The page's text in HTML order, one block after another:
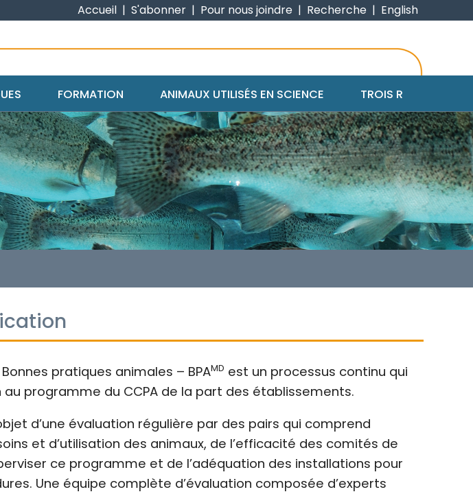
Accueil | S'abonner | Pour nous joindre | Recherche | English
FORMATION ANIMAUX UTILISÉS EN SCIENCE TROIS R
pratiques animales – BPAMD est un processus continu qui
programme du CCPA de la part des établissements.
d’une évaluation régulière par des pairs qui comprend
et d’utilisation des animaux, de l’efficacité des comités de
ce programme et de l’adéquation des installations pour
Une équipe complète d’évaluation composée d’experts